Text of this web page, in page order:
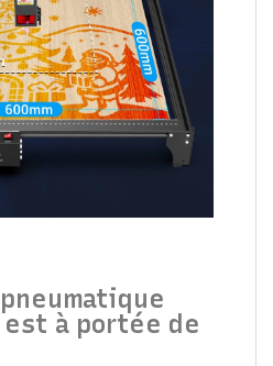
à portée de